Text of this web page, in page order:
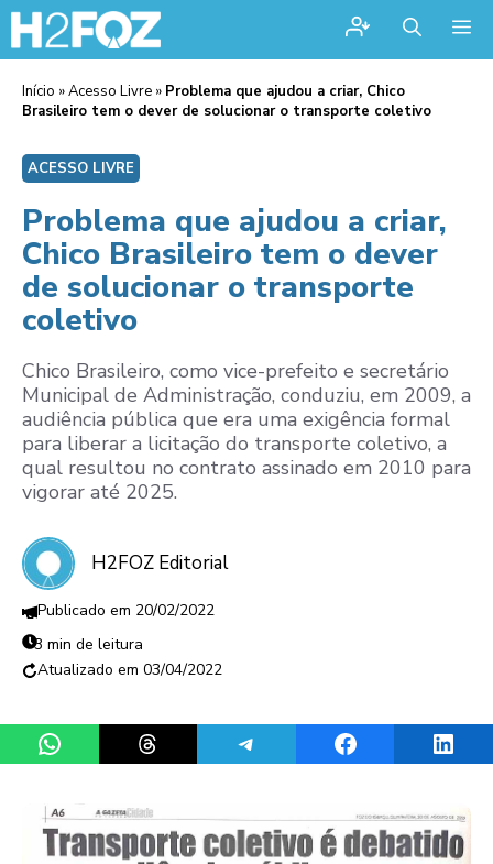
Início »Acesso Livre » Problema que ajudou a criar, Chico
Brasileiro tem o dever de solucionar o transporte coletivo
ACESSO LIVRE
Problema que ajudou a criar,
Chico Brasileiro tem o dever
de solucionar o transporte
coletivo
Chico Brasileiro, como vice-prefeito e secretário
Municipal de Administração, conduziu, em 2009, a
audiência pública que era uma exigência formal
para liberar a licitação do transporte coletivo, a
qual resultou no contrato assinado em 2010 para
vigorar até 2025.
H2FOZ Editorial
20/02/2022
3 min de leitura
03/04/2022
Share on WhatsAppShare on ThreadsShare on TelegramShare on Facebook